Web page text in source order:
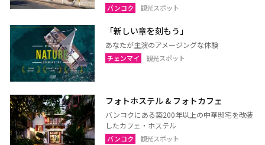
バンコク 観光スポット
「新しい章を刻もう」
あなたが主演のアメージングな体験
チェンマイ 観光スポット
フォトホステル & フォトカフェ
バンコクにある築200年以上の中華邸宅を改装
したカフェ・ホステル
バンコク 観光スポット